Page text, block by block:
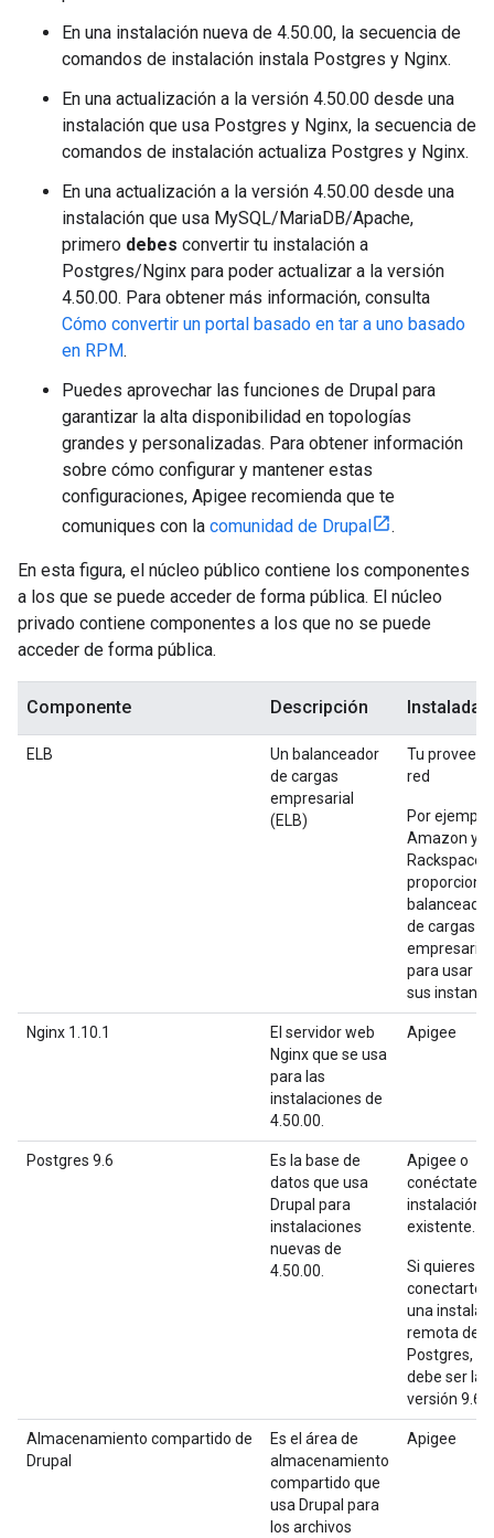
En una instalación nueva de 4.50.00, la secuencia de
comandos de instalación instala Postgres y Nginx.
En una actualización a la versión 4.50.00 desde una
instalación que usa Postgres y Nginx, la secuencia de
comandos de instalación actualiza Postgres y Nginx.
En una actualización a la versión 4.50.00 desde una
instalación que usa MySQL/MariaDB/Apache,
primero debes convertir tu instalación a
Postgres/Nginx para poder actualizar a la versión
4.50.00. Para obtener más información, consulta
Cómo convertir un portal basado en tar a uno basado
en RPM.
Puedes aprovechar las funciones de Drupal para
garantizar la alta disponibilidad en topologías
grandes y personalizadas. Para obtener información
sobre cómo configurar y mantener estas
configuraciones, Apigee recomienda que te
comuniques con la comunidad de Drupal .
En esta figura, el núcleo público contiene los componentes
a los que se puede acceder de forma pública. El núcleo
privado contiene componentes a los que no se puede
acceder de forma pública.
Componente Descripción Instalada
ELB
Un balanceador
de cargas
empresarial
(ELB)
Tu
red
Por ejemplo,
Amazon y
Rackspace
de cargas
para usar
sus
Nginx 1.10.1
El servidor web
Nginx que se usa
para las
instalaciones de
4.50.00.
Apigee
Postgres 9.6
Es la base de
datos que usa
Drupal para
instalaciones
nuevas de
4.50.00.
Apigee o
conéctate a
instalación
existente.
Si quieres
conectarte a
una
remota de
Postgres,
debe ser la
versión 9.6.
Almacenamiento compartido de
Drupal
Es el área de
almacenamiento
compartido que
usa Drupal para
los archivos
Apigee